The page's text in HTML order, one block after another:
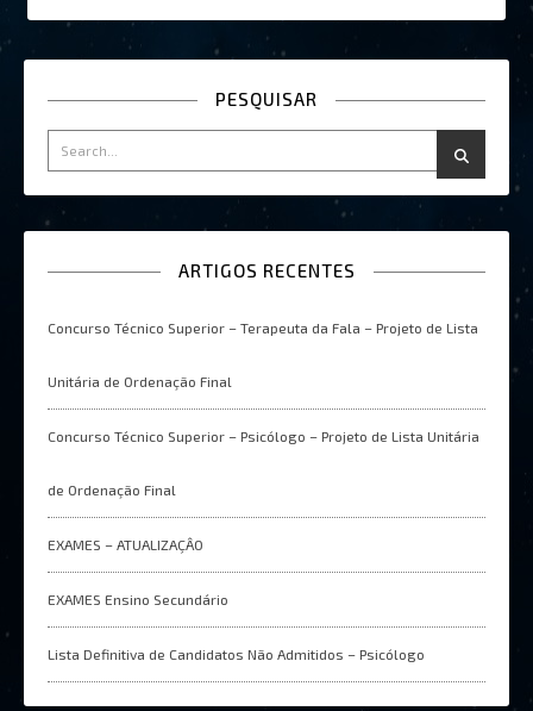
PESQUISAR
ARTIGOS RECENTES
Concurso Técnico Superior – Terapeuta da Fala – Projeto de Lista
Unitária de Ordenação Final
Concurso Técnico Superior – Psicólogo – Projeto de Lista Unitária
de Ordenação Final
EXAMES – ATUALIZAÇÂO
EXAMES Ensino Secundário
Lista Definitiva de Candidatos Não Admitidos – Psicólogo